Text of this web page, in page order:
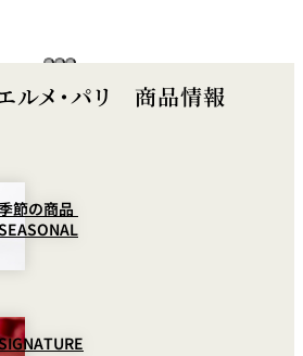
ルメ・パリ 商品情報
節の商品